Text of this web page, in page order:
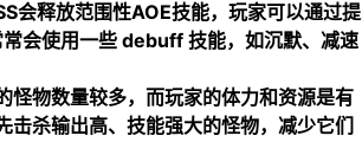
会释放范围性AOE技能，玩家可以通过提
会使用一些 debuff 技能，如沉默、减速
怪物数量较多，而玩家的体力和资源是有
击杀输出高、技能强大的怪物，减少它们